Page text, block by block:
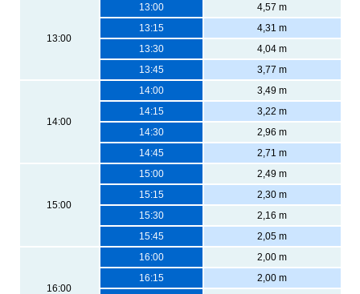
13:00
13:00
4,57 m
13:15
4,31 m
13:30
4,04 m
13:45
3,77 m
14:00
14:00
3,49 m
14:15
3,22 m
14:30
2,96 m
14:45
2,71 m
15:00
15:00
2,49 m
15:15
2,30 m
15:30
2,16 m
15:45
2,05 m
16:00
16:00
2,00 m
16:15
2,00 m